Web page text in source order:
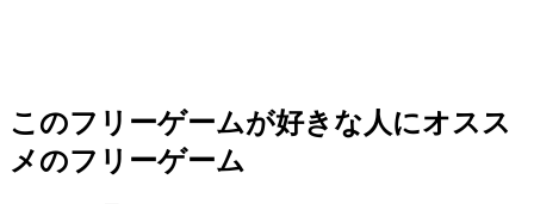
このフリーゲームが好きな人にオスス
メのフリーゲーム